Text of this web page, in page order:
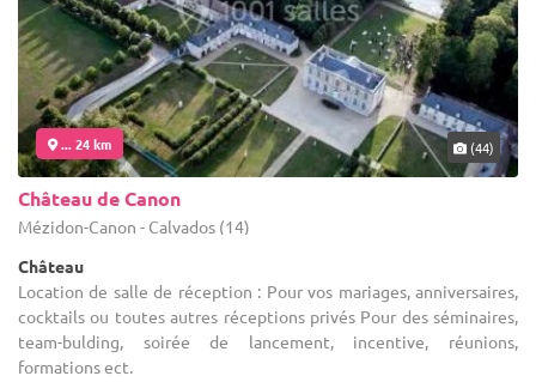
... 24 km (44)
Château de Canon
Mézidon-Canon - Calvados (14)
Château
Location de salle de réception : Pour vos mariages, anniversaires,
cocktails ou toutes autres réceptions privés Pour des séminaires,
team-bulding, soirée de lancement, incentive, réunions,
formations ect.